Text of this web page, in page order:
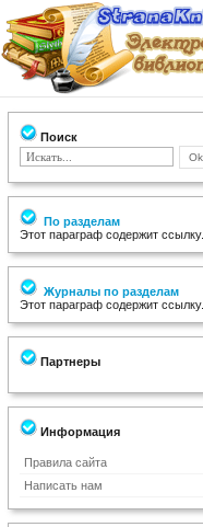
Поиск
По разделам
Этот параграф содержит ссылку.
Журналы по разделам
Этот параграф содержит ссылку.
Партнеры
Информация
Правила сайта
Написать нам